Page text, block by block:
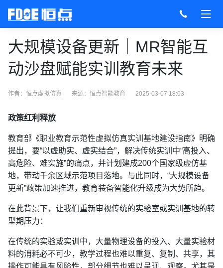
大规模设备更新｜MR智能互
动沙盘赋能实训教育未来
作者：恒点虚拟仿真 来源： 恒点智能教育 2025-03-07 18:03
政策红利释放
教育部《职业教育示范性虚拟仿真实训基地建设指南》明确
提出，要“以虚助实、虚实结合”，解决传统实训中“高投入、
高危险、难实施”的痛点，并计划建成200个国家级虚仿基
地，带动千余区域示范项目落地。与此同时，“大规模设备
更新”政策加速推进，教育装备智能化升级成为大势所趋。
在此背景下，让我们重新审视传统的实验室或实训基地的转
型期压力：
在传统的实验或实训中，大量物理设备的投入、大量实验材
料的消耗必不可少，教学过程也难以重复、复制、共享，其
操作可能具有风险性，部分细节也难以呈现、观察。尤其是